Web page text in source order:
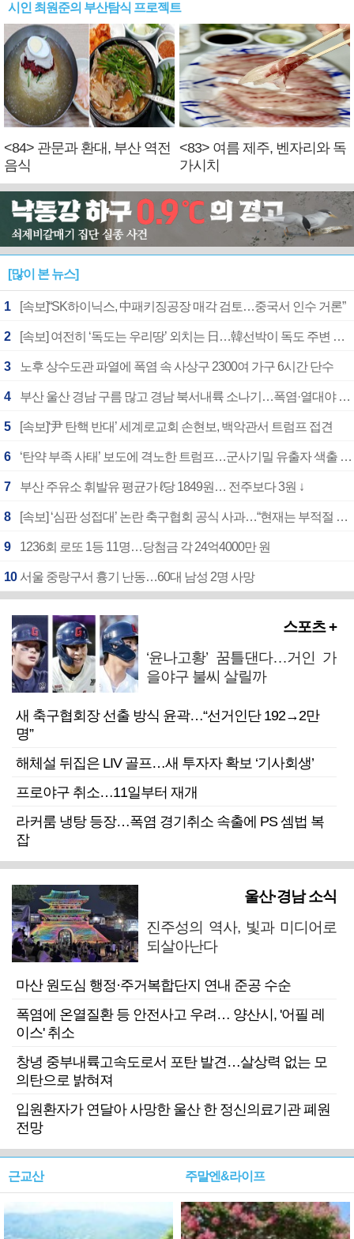
시인 최원준의 부산탐식 프로젝트
<84> 관문과 환대, 부산 역전
음식
<83> 여름 제주, 벤자리와 독
가시치
[많이 본 뉴스]
1 [속보]“SK하이닉스, 中패키징공장 매각 검토…중국서 인수 거론”
2 [속보] 여전히 ‘독도는 우리땅’ 외치는 日…韓선박이 독도 주변 해양조사 활동하자 반발
3 노후 상수도관 파열에 폭염 속 사상구 2300여 가구 6시간 단수
4 부산 울산 경남 구름 많고 경남 북서내륙 소나기…폭염·열대야 계속
5 [속보]‘尹 탄핵 반대’ 세계로교회 손현보, 백악관서 트럼프 접견
6 ‘탄약 부족 사태’ 보도에 격노한 트럼프…군사기밀 유출자 색출 지시
7 부산 주유소 휘발유 평균가 ℓ당 1849원… 전주보다 3원 ↓
8 [속보] ‘심판 성접대’ 논란 축구협회 공식 사과…“현재는 부적절 행위 없어”
9 1236회 로또 1등 11명…당첨금 각 24억4000만 원
10 서울 중랑구서 흉기 난동…60대 남성 2명 사망
스포츠 +
‘윤나고황’ 꿈틀댄다…거인 가
을야구 불씨 살릴까
새 축구협회장 선출 방식 윤곽…“선거인단 192→2만
명”
해체설 뒤집은 LIV 골프…새 투자자 확보 ‘기사회생’
프로야구 취소…11일부터 재개
라커룸 냉탕 등장…폭염 경기취소 속출에 PS 셈법 복
잡
울산·경남 소식
진주성의 역사, 빛과 미디어로
되살아난다
마산 원도심 행정·주거복합단지 연내 준공 수순
폭염에 온열질환 등 안전사고 우려… 양산시, '어필 레
이스' 취소
창녕 중부내륙고속도로서 포탄 발견…살상력 없는 모
의탄으로 밝혀져
입원환자가 연달아 사망한 울산 한 정신의료기관 폐원
전망
근교산 주말엔&라이프